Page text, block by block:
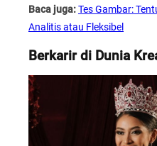
Baca juga:Tes Gambar:
Analitis atau Fleksibel
Berkarir di Dunia